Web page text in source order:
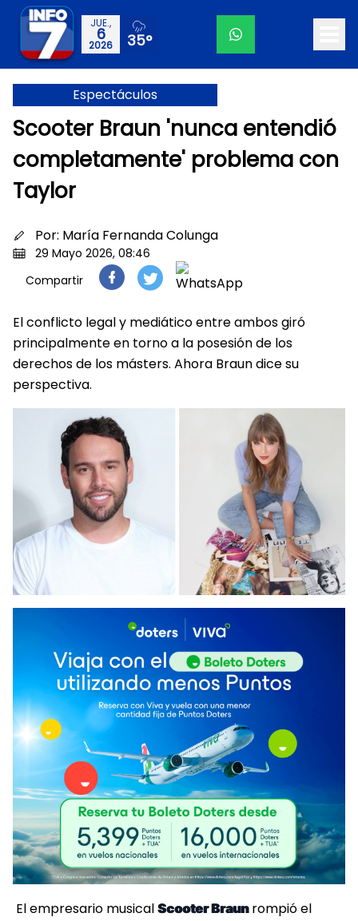
JUE.,
6
2026 35°
Espectáculos
Scooter Braun 'nunca entendió
completamente' problema con
Taylor
Por: María Fernanda Colunga
29 Mayo 2026, 08:46
Compartir
El conflicto legal y mediático entre ambos giró
principalmente en torno a la posesión de los
derechos de los másters. Ahora Braun dice su
perspectiva.
El empresario musical Scooter Braunrompió el